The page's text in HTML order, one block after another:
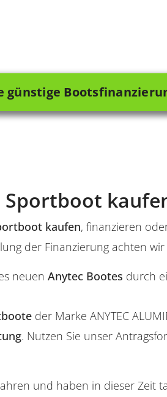
günstige
Sportboot
kaufen, finanzieren
der Finanzierung achten
neuen Anytec Bootes durch
der Marke ANYTEC
. Nutzen Sie unser
und haben in dieser Zeit